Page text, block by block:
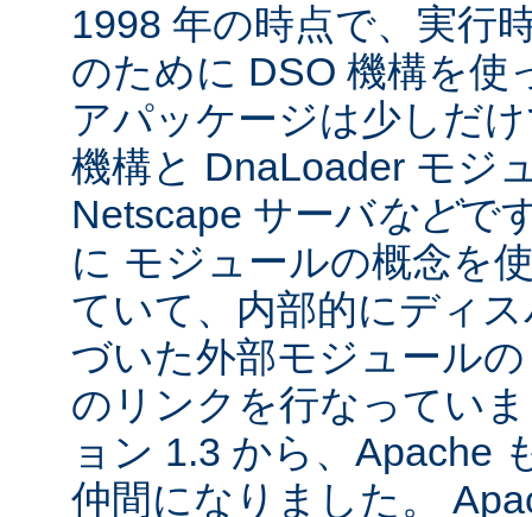
1998 年の時点で、実行
のために DSO 機構を使
アパッケージは少しだ
機構と DnaLoader モジ
Netscape サーバなどで
に モジュールの概念を
ていて、内部的にディ
づいた外部モジュール
のリンクを行なってい
ョン 1.3 から、Apache
仲間になりました。